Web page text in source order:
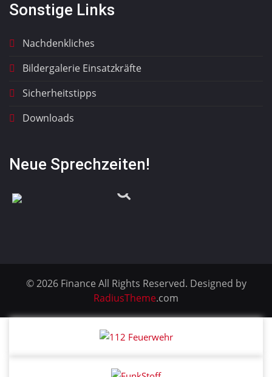
Sonstige Links
Nachdenkliches
Bildergalerie Einsatzkräfte
Sicherheitstipps
Downloads
Neue Sprechzeiten!
© 2026 Finance All Rights Reserved. Designed by
RadiusTheme.com